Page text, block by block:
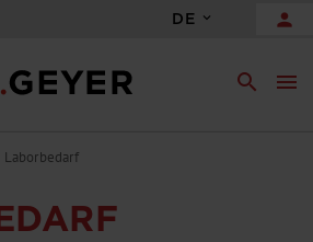
DE person
search menu
Laborbedarf